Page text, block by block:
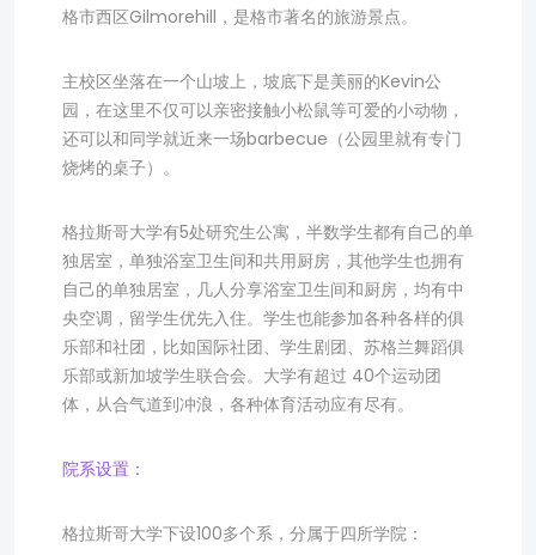
格市西区Gilmorehill，是格市著名的旅游景点。
主校区坐落在一个山坡上，坡底下是美丽的Kevin公
园，在这里不仅可以亲密接触小松鼠等可爱的小动物，
还可以和同学就近来一场barbecue（公园里就有专门
烧烤的桌子）。
格拉斯哥大学有5处研究生公寓，半数学生都有自己的单
独居室，单独浴室卫生间和共用厨房，其他学生也拥有
自己的单独居室，几人分享浴室卫生间和厨房，均有中
央空调，留学生优先入住。学生也能参加各种各样的俱
乐部和社团，比如国际社团、学生剧团、苏格兰舞蹈俱
乐部或新加坡学生联合会。大学有超过 40个运动团
体，从合气道到冲浪，各种体育活动应有尽有。
院系设置：
格拉斯哥大学下设100多个系，分属于四所学院：